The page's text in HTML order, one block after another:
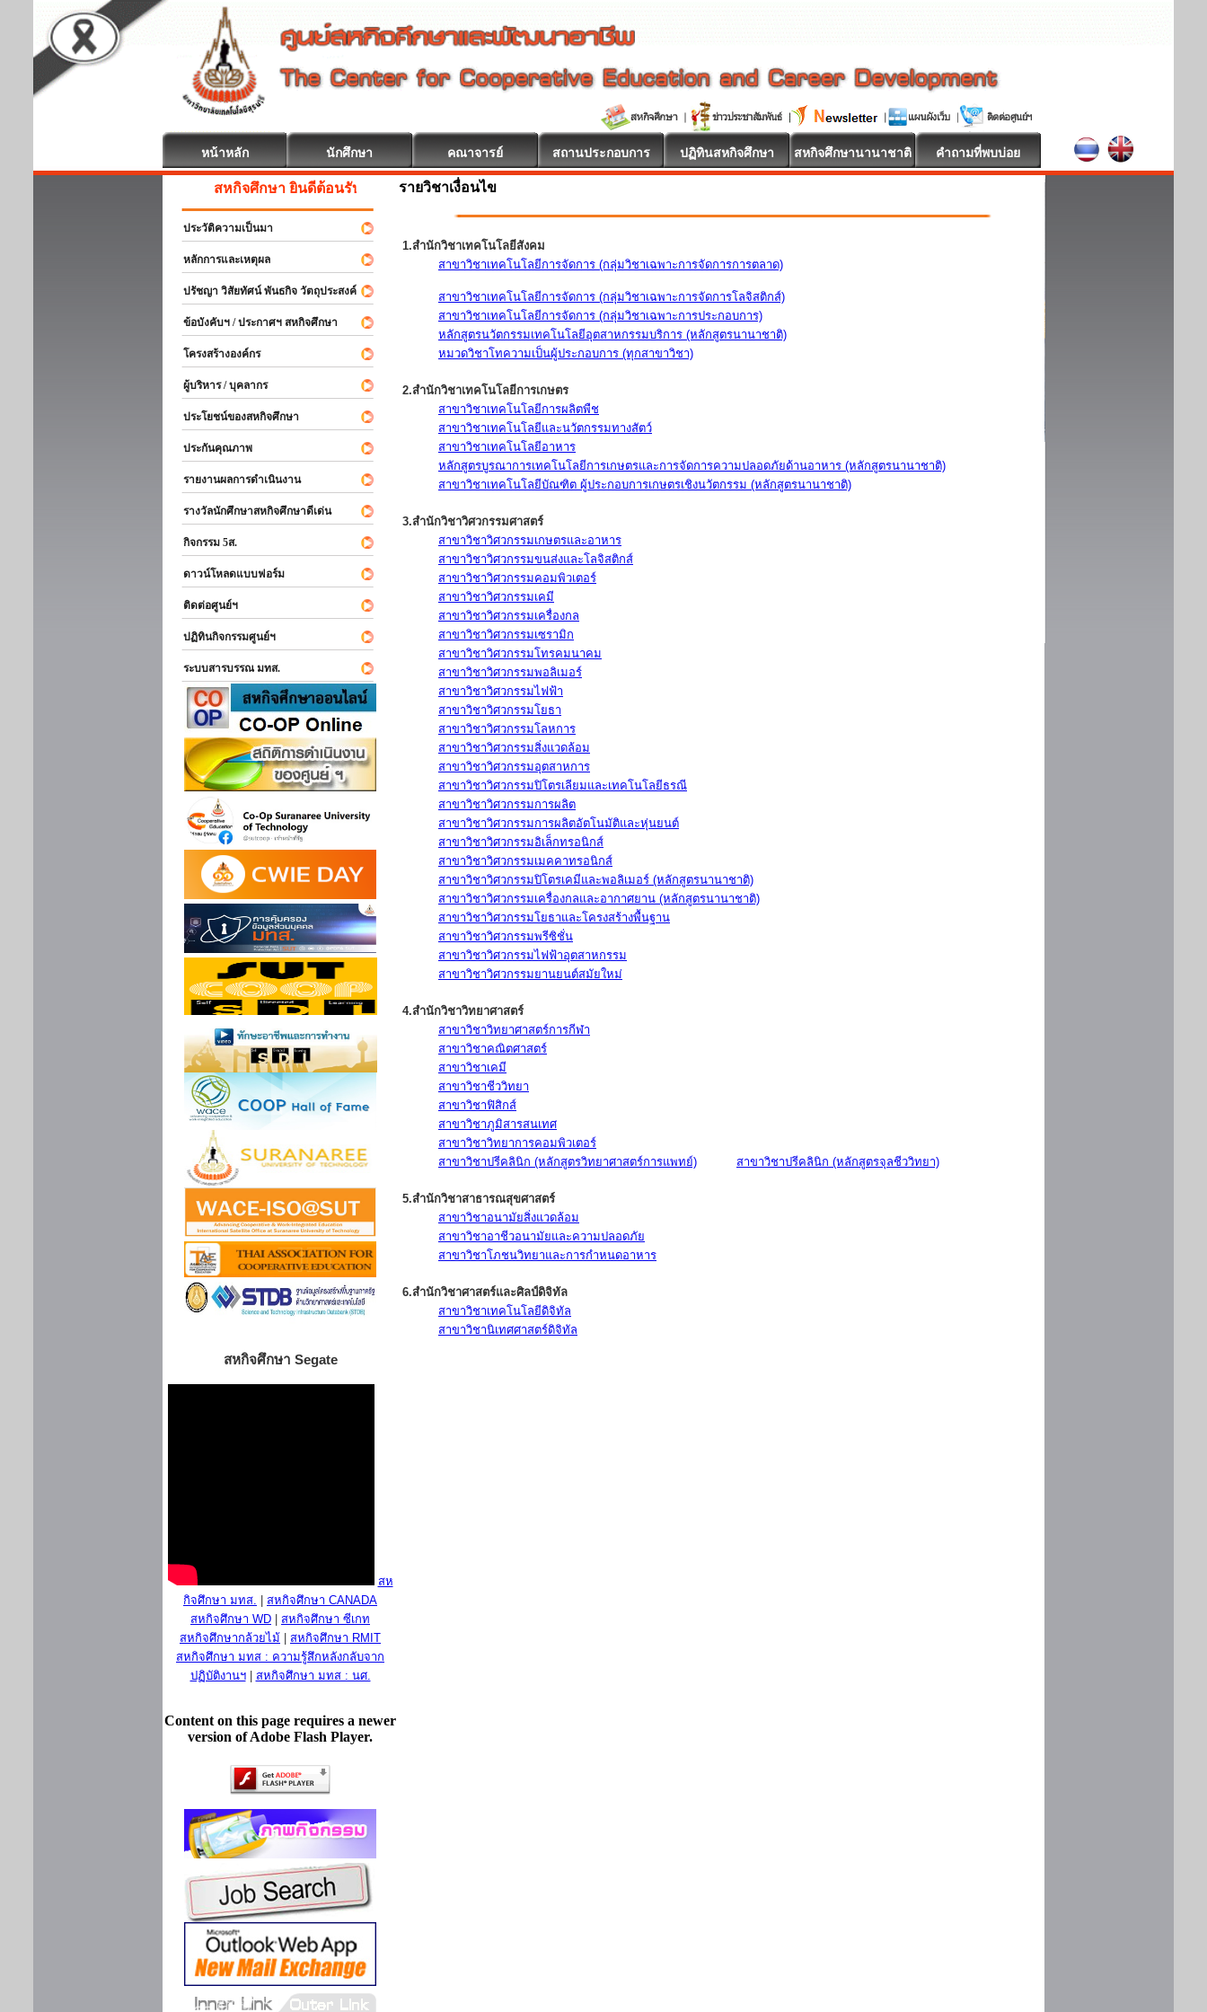
หน้าหลัก นักศึกษา คณาจารย์ สถานประกอบการ ปฏิทินสหกิจศึกษา สหกิจศึกษานานาชาติ คำถามที่พบบ่อย
สหกิจศึกษา ยินดีต้อนรับ
ประวัติความเป็นมา
หลักการและเหตุผล
ปรัชญา วิสัยทัศน์ พันธกิจ วัตถุประสงค์
ข้อบังคับฯ / ประกาศฯ สหกิจศึกษา
โครงสร้างองค์กร
ผู้บริหาร / บุคลากร
ประโยชน์ของสหกิจศึกษา
ประกันคุณภาพ
รายงานผลการดำเนินงาน
รางวัลนักศึกษาสหกิจศึกษาดีเด่น
กิจกรรม 5ส.
ดาวน์โหลดแบบฟอร์ม
ติดต่อศูนย์ฯ
ปฏิทินกิจกรรมศูนย์ฯ
ระบบสารบรรณ มทส.
สหกิจศึกษา Segate
สห
กิจศึกษา มทส.
สหกิจศึกษา CANADA
สหกิจศึกษา WD
สหกิจศึกษา ซีเกท
สหกิจศึกษากล้วยไม้
สหกิจศึกษา RMIT
สหกิจศึกษา มทส : ความรู้สึกหลังกลับจาก
ปฏิบัติงานฯ| สหกิจศึกษา มทส : นศ.
Content on this page requires a newer
version of Adobe Flash Player.
รายวิชาเงื่อนไข
1.สำนักวิชาเทคโนโลยีสังคม
สาขาวิชาเทคโนโลยีการจัดการ (กลุ่มวิชาเฉพาะการจัดการการตลาด)
สาขาวิชาเทคโนโลยีการจัดการ (กลุ่มวิชาเฉพาะการจัดการโลจิสติกส์)
สาขาวิชาเทคโนโลยีการจัดการ (กลุ่มวิชาเฉพาะการประกอบการ)
หลักสูตรนวัตกรรมเทคโนโลยีอุตสาหกรรมบริการ (หลักสูตรนานาชาติ)
หมวดวิชาโทความเป็นผู้ประกอบการ (ทุกสาขาวิชา)
2.สำนักวิชาเทคโนโลยีการเกษตร
สาขาวิชาเทคโนโลยีการผลิตพืช
สาขาวิชาเทคโนโลยีและนวัตกรรมทางสัตว์
สาขาวิชาเทคโนโลยีอาหาร
หลักสูตรบูรณาการเทคโนโลยีการเกษตรและการจัดการความปลอดภัยด้านอาหาร (หลักสูตรนานาชาติ)
สาขาวิชาเทคโนโลยีบัณฑิต ผู้ประกอบการเกษตรเชิงนวัตกรรม (หลักสูตรนานาชาติ)
3.สำนักวิชาวิศวกรรมศาสตร์
สาขาวิชาวิศวกรรมเกษตรและอาหาร
สาขาวิชาวิศวกรรมขนส่งและโลจิสติกส์
สาขาวิชาวิศวกรรมคอมพิวเตอร์
สาขาวิชาวิศวกรรมเคมี
สาขาวิชาวิศวกรรมเครื่องกล
สาขาวิชาวิศวกรรมเซรามิก
สาขาวิชาวิศวกรรมโทรคมนาคม
สาขาวิชาวิศวกรรมพอลิเมอร์
สาขาวิชาวิศวกรรมไฟฟ้า
สาขาวิชาวิศวกรรมโยธา
สาขาวิชาวิศวกรรมโลหการ
สาขาวิชาวิศวกรรมสิ่งแวดล้อม
สาขาวิชาวิศวกรรมอุตสาหการ
สาขาวิชาวิศวกรรมปิโตรเลียมและเทคโนโลยีธรณี
สาขาวิชาวิศวกรรมการผลิต
สาขาวิชาวิศวกรรมการผลิตอัตโนมัติและหุ่นยนต์
สาขาวิชาวิศวกรรมอิเล็กทรอนิกส์
สาขาวิชาวิศวกรรมเมคคาทรอนิกส์
สาขาวิชาวิศวกรรมปิโตรเคมีและพอลิเมอร์ (หลักสูตรนานาชาติ)
สาขาวิชาวิศวกรรมเครื่องกลและอากาศยาน (หลักสูตรนานาชาติ)
สาขาวิชาวิศวกรรมโยธาและโครงสร้างพื้นฐาน
สาขาวิชาวิศวกรรมพรีซิชั่น
สาขาวิชาวิศวกรรมไฟฟ้าอุตสาหกรรม
สาขาวิชาวิศวกรรมยานยนต์สมัยใหม่
4.สำนักวิชาวิทยาศาสตร์
สาขาวิชาวิทยาศาสตร์การกีฬา
สาขาวิชาคณิตศาสตร์
สาขาวิชาเคมี
สาขาวิชาชีววิทยา
สาขาวิชาฟิสิกส์
สาขาวิชาภูมิสารสนเทศ
สาขาวิชาวิทยาการคอมพิวเตอร์
สาขาวิชาปรีคลินิก (หลักสูตรวิทยาศาสตร์การแพทย์)
สาขาวิชาปรีคลินิก (หลักสูตรจุลชีววิทยา)
5.สำนักวิชาสาธารณสุขศาสตร์
สาขาวิชาอนามัยสิ่งแวดล้อม
สาขาวิชาอาชีวอนามัยและความปลอดภัย
สาขาวิชาโภชนวิทยาและการกำหนดอาหาร
6.สำนักวิชาศาสตร์และศิลป์ดิจิทัล
สาขาวิชาเทคโนโลยีดิจิทัล
สาขาวิชานิเทศศาสตร์ดิจิทัล